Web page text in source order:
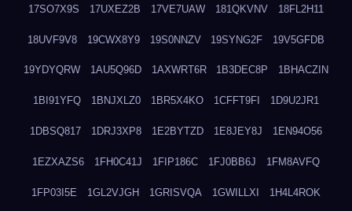
17SO7X9S 17UXEZ2B 17VE7UAW 181QKVNV 18FL2H11
18UVF9V8 19CWX8Y9 19S0NNZV 19SYNG2F 19V5GFDB
19YDYQRW 1AU5Q96D 1AXWRT6R 1B3DEC8P 1BHACZIN
1BI91YFQ 1BNJXLZ0 1BR5X4KO 1CFFT9FI 1D9U2JR1
1DBSQ817 1DRJ3XP8 1E2BYTZD 1E8JEY8J 1EN94O56
1EZXAZS6 1FH0C41J 1FIP186C 1FJ0BB6J 1FM8AVFQ
1FP03I5E 1GL2VJGH 1GRISVQA 1GWILLXI 1H4L4ROK